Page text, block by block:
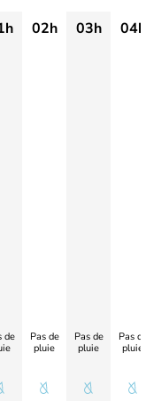
02h 03h
04h
de
Pas de
pluie
Pas de
pluie
Pas
pluie